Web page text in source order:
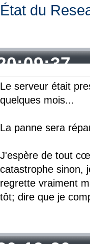
État du
Le serveur était
quelques mois...
La panne sera
J'espère de tout
catastrophe sinon,
regrette vraiment
tôt; dire que je